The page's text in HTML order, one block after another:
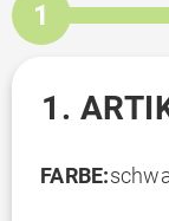
1
1.
FARBE: